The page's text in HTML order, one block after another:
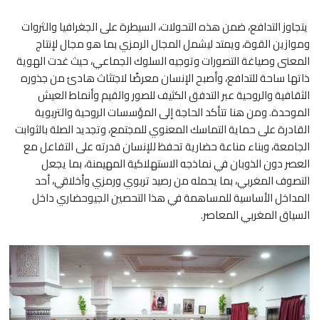
يتجاوز التدافع، ضمن هذه التحولات، السيطرة على الجغرافيا والثروات
وموازين القوة، ويمتد ليشمل المجال الرمزي بما هو مجال لإنتاج
المعنى وصياغة التصورات وتوجيه السلوك الجماعي، حيث غدت الهوية
ذاتها ساحة للتدافع، وأصبح الإنسان معرضًا لاجتثاث هادئ من جذوره
الثقافية والروحية عبر التدفق الكثيف للصور والقيم وأنماط العيش
الموحدة. ومن هنا تتأكد الحاجة إلى المؤسسات الروحية والتربوية
القادرة على حماية التماسك المعنوي للمجتمع، وتجديد الصلة بالثوابت
الجامعة، وبناء مناعة حضارية تحفظ للإنسان قدرته على التفاعل مع
العصر دون الذوبان في نماذجه الاستهلاكية المهيمنة، بما يجعل
التصوف المغربي، بما يحمله من رصيد تربوي ورمزي وأخلاقي، أحد
المداخل الأساسية للمساهمة في هذا التحصين الجيوحضاري داخل
السياق المغربي المعاصر.